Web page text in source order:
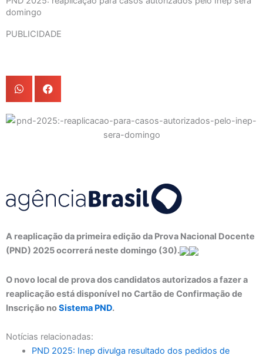
domingo
PUBLICIDADE
A reaplicação da primeira edição da Prova Nacional Docente
(PND) 2025 ocorrerá neste domingo (30).
O novo local de prova dos candidatos autorizados a fazer a
reaplicação está disponível no Cartão de Confirmação de
Inscrição noSistema PND.
Notícias relacionadas:
PND 2025: Inep divulga resultado dos pedidos de